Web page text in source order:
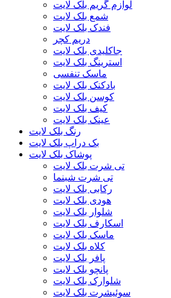
لوازم گریم بلک لایت
شمع بلک لایت
فندک بلک لایت
دریم کچر
جاکلیدی بلک لایت
استرینگ بلک لایت
ماسک تنفسی
بادکنک بلک لایت
کوسن بلک لایت
کیف بلک لایت
عینک بلک لایت
رنگ بلک لایت
بک دراپ بلک لایت
پوشاک بلک لایت
تی شرت بلک لایت
تی شرت شبنما
رکابی بلک لایت
هودی بلک لایت
شلوار بلک لایت
اسکارف بلک لایت
ماسک بلک لایت
کلاه بلک لایت
پافر بلک لایت
پانچو بلک لایت
شلوارک بلک لایت
سوئیشرت بلک لایت